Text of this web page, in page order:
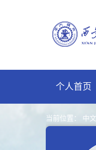
个人首页
当前位置： 中